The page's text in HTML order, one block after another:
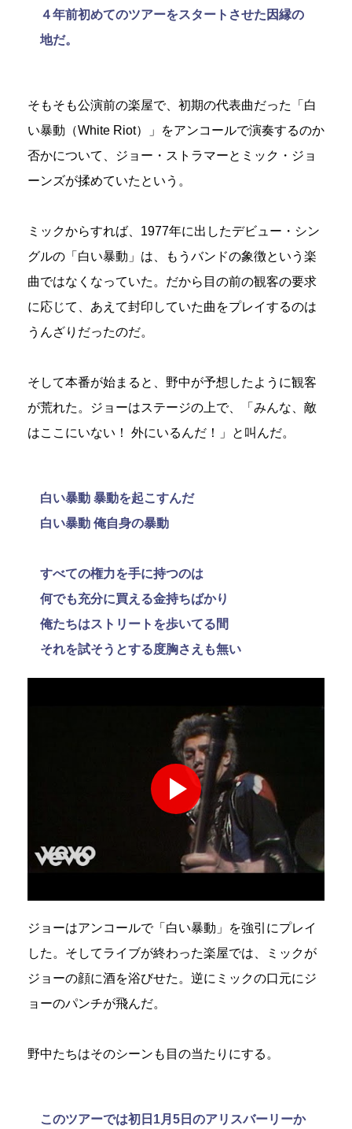
４年前初めてのツアーをスタートさせた因縁の
地だ。
そもそも公演前の楽屋で、初期の代表曲だった「白
い暴動（White Riot）」をアンコールで演奏するのか
否かについて、ジョー・ストラマーとミック・ジョ
ーンズが揉めていたという。
ミックからすれば、1977年に出したデビュー・シン
グルの「白い暴動」は、もうバンドの象徴という楽
曲ではなくなっていた。だから目の前の観客の要求
に応じて、あえて封印していた曲をプレイするのは
うんざりだったのだ。
そして本番が始まると、野中が予想したように観客
が荒れた。ジョーはステージの上で、「みんな、敵
はここにいない！ 外にいるんだ！」と叫んだ。
白い暴動 暴動を起こすんだ
白い暴動 俺自身の暴動
すべての権力を手に持つのは
何でも充分に買える金持ちばかり
俺たちはストリートを歩いてる間
それを試そうとする度胸さえも無い
ジョーはアンコールで「白い暴動」を強引にプレイ
した。そしてライブが終わった楽屋では、ミックが
ジョーの顔に酒を浴びせた。逆にミックの口元にジ
ョーのパンチが飛んだ。
野中たちはそのシーンも目の当たりにする。
このツアーでは初日1月5日のアリスバーリーか